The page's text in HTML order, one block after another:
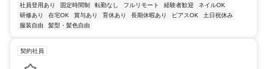
社員登用あり 固定時間制 転勤なし フルリモート 経験者歓迎
ネイルOK
研修あり
在宅OK 賞与あり 育休あり 長期休暇あり ピアスOK
土日祝休み
服装自由
髪型・髪色自由
契約社員